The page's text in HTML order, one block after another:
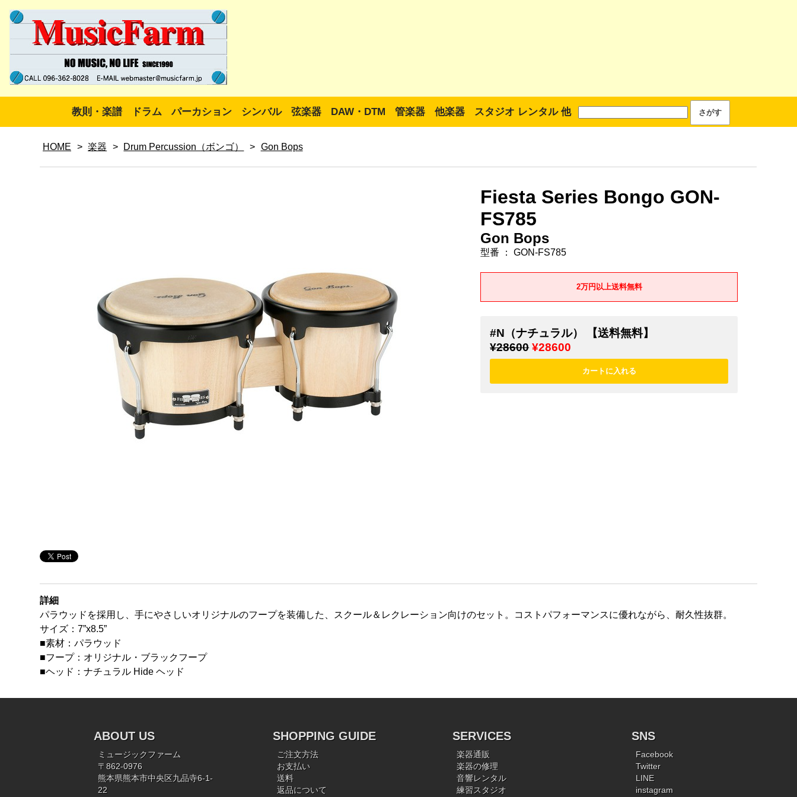
教則・楽譜 ドラム パーカション シンバル 弦楽器 DAW・DTM 管楽器 他楽器 スタジオ レンタル 他
HOME > 楽器 > Drum Percussion（ボンゴ） > Gon Bops
Fiesta Series Bongo GON-
FS785
Gon Bops
型番 ： GON-FS785
2万円以上送料無料
#N（ナチュラル） 【送料無料】
¥28600 ¥28600
詳細
パラウッドを採用し、手にやさしいオリジナルのフープを装備した、スクール＆レクレーション向けのセット。コストパフォーマンスに優れながら、耐久性抜群。
サイズ：7”x8.5”
■素材：パラウッド
■フープ：オリジナル・ブラックフープ
■ヘッド：ナチュラル Hide ヘッド
ABOUT US
ミュージックファーム
〒862-0976
熊本県熊本市中央区九品寺6-1-
22
SHOPPING GUIDE
ご注文方法
お支払い
送料
返品について
SERVICES
楽器通販
楽器の修理
音響レンタル
練習スタジオ
SNS
Facebook
Twitter
LINE
instagram